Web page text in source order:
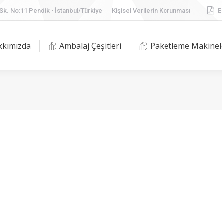
No:11 Pendik - İstanbul/Türkiye Kişisel Verilerin Korunması
Ambalaj Çeşitleri Paketleme
No:11 Pendik - İstanbul/Türkiye Kişisel Verilerin Korunması
Ambalaj Çeşitleri Paketleme